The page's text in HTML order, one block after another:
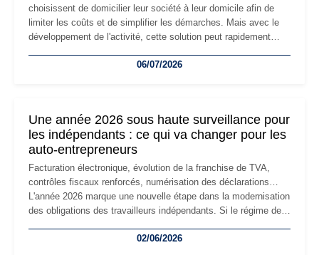
choisissent de domicilier leur société à leur domicile afin de
limiter les coûts et de simplifier les démarches. Mais avec le
développement de l'activité, cette solution peut rapidement
professionnels, recrutement, image de marque… Le
06/07/2026
Une année 2026 sous haute surveillance pour
les indépendants : ce qui va changer pour les
auto-entrepreneurs
Facturation électronique, évolution de la franchise de TVA,
contrôles fiscaux renforcés, numérisation des déclarations…
L'année 2026 marque une nouvelle étape dans la modernisation
des obligations des travailleurs indépendants. Si le régime de
les auto-entrepreneurs devront s'adapter à un environnement
02/06/2026